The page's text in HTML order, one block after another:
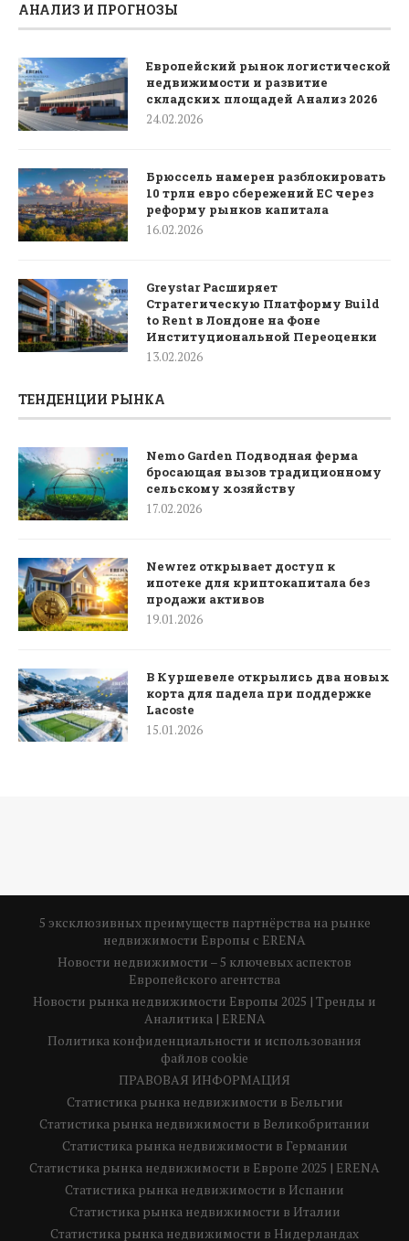
АНАЛИЗ И ПРОГНОЗЫ
Европейский рынок логистической
недвижимости и развитие
складских площадей Анализ 2026
24.02.2026
Брюссель намерен разблокировать
10 трлн евро сбережений ЕС через
реформу рынков капитала
16.02.2026
Greystar Расширяет
Стратегическую Платформу Build
to Rent в Лондоне на Фоне
Институциональной Переоценки
13.02.2026
ТЕНДЕНЦИИ РЫНКА
Nemo Garden Подводная ферма
бросающая вызов традиционному
сельскому хозяйству
17.02.2026
Newrez открывает доступ к
ипотеке для криптокапитала без
продажи активов
19.01.2026
В Куршевеле открылись два новых
корта для падела при поддержке
Lacoste
15.01.2026
5 эксклюзивных преимуществ партнёрства на рынке
недвижимости Европы с ERENA
Новости недвижимости – 5 ключевых аспектов
Европейского агентства
Новости рынка недвижимости Европы 2025 | Тренды и
Аналитика | ERENA
Политика конфиденциальности и использования
файлов cookie
ПРАВОВАЯ ИНФОРМАЦИЯ
Статистика рынка недвижимости в Бельгии
Статистика рынка недвижимости в Великобритании
Статистика рынка недвижимости в Германии
Статистика рынка недвижимости в Европе 2025 | ERENA
Статистика рынка недвижимости в Испании
Статистика рынка недвижимости в Италии
Статистика рынка недвижимости в Нидерландах